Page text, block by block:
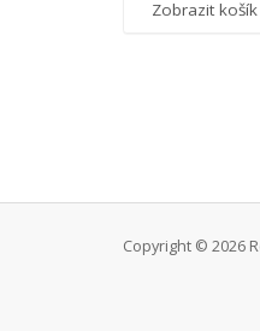
Zobrazit košík
Copyright © 2026